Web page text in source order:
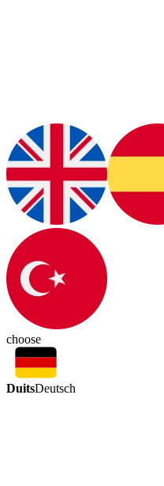
choose
DuitsDeutsch